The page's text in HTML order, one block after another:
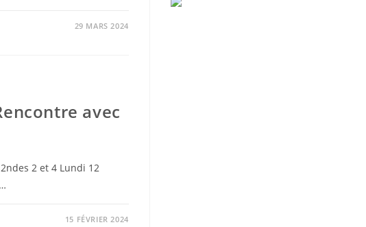
29 MARS 2024
avec
2 et 4 Lundi 12
15 FÉVRIER 2024